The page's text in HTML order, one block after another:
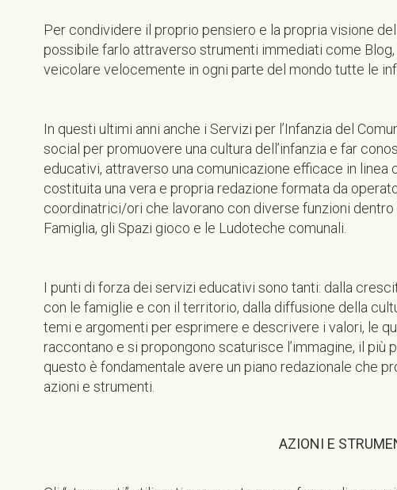
Per condividere il proprio pensiero e la propria visione
possibile farlo attraverso strumenti immediati come
veicolare velocemente in ogni parte del mondo tutte le
In questi ultimi anni anche i Servizi per l’Infanzia del
social per promuovere una cultura dell’infanzia e far
educativi, attraverso una comunicazione efficace in linea
costituita una vera e propria redazione formata da
coordinatrici/ori che lavorano con diverse funzioni dentro
Famiglia, gli Spazi gioco e le Ludoteche comunali.
I punti di forza dei servizi educativi sono tanti: dalla
con le famiglie e con il territorio, dalla diffusione della
temi e argomenti per esprimere e descrivere i valori, le
raccontano e si propongono scaturisce l’immagine, il
questo è fondamentale avere un piano redazionale che
azioni e strumenti.
AZIONI E